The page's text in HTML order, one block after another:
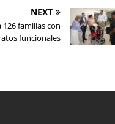
NEXT
126 familias con
funcionales